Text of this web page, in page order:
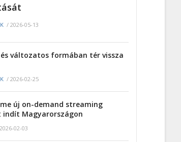
/ 2026-05-13
változatos formában tér vissza
/ 2026-02-25
új on-demand streaming
indít Magyarországon
2026-02-03